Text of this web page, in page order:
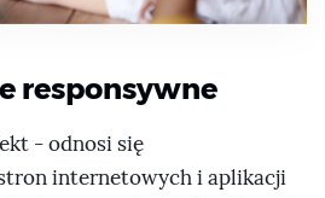
responsywne
- odnosi się
internetowych i aplikacji